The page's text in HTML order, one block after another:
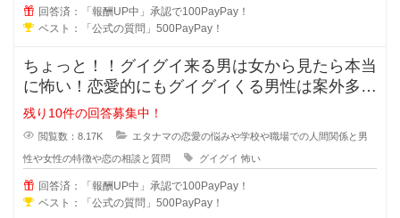
回答済：「報酬UP中」承認で100PayPay！
ベスト：「公式の質問」500PayPay！
ちょっと！！グイグイ来る男は女から見たら本当
に怖い！恋愛的にもグイグイくる男性は案外多い
かもしれませんが、どの様な特徴が
残り10件の回答募集中！
閲覧数：8.17K エタナマの恋愛の悩みや学校や職場での人間関係と男
性や女性の特徴や恋の相談と質問 グイグイ 怖い
回答済：「報酬UP中」承認で100PayPay！
ベスト：「公式の質問」500PayPay！